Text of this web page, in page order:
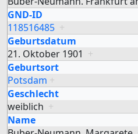
GND-ID
118516485 +
Geburtsdatum
21. Oktober 1901 +
Geburtsort
Potsdam +
Geschlecht
weiblich +
Name